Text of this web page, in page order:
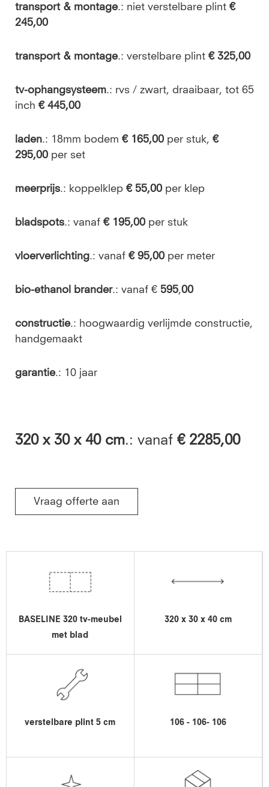
transport & montage.: niet verstelbare plint €
245,00
transport & montage.: verstelbare plint € 325,00
tv-ophangsysteem.: rvs / zwart, draaibaar, tot 65
inch € 445,00
laden.: 18mm bodem € 165,00 per stuk, €
295,00 per set
meerprijs.: koppelklep € 55,00 per klep
bladspots.: vanaf € 195,00 per stuk
vloerverlichting.: vanaf € 95,00 per meter
bio-ethanol brander.: vanaf € 595,00
constructie.: hoogwaardig verlijmde constructie,
handgemaakt
garantie.: 10 jaar
320 x 30 x 40 cm.: vanaf € 2285,00
Vraag offerte aan
BASELINE 320 tv-meubel
met blad
320 x 30 x 40 cm
verstelbare plint 5 cm 106 - 106- 106